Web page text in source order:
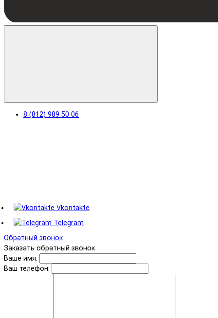
8 (812) 989 50 06
Vkontakte
Telegram
Обратный звонок
Заказать обратный звонок
Ваше имя:
Ваш телефон: